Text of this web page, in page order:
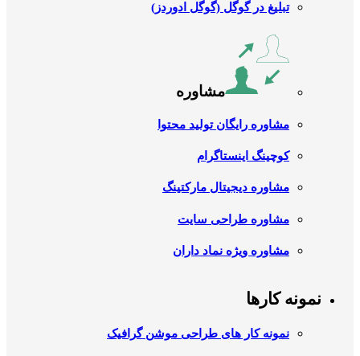
تبلیغ در گوگل (گوگل ادوردز)
مشاوره
مشاوره رایگان تولید محتوا
کوچینگ اینستاگرام
مشاوره دیجیتال مارکتینگ
مشاوره طراحی سایت
مشاوره ویژه نماد داران
نمونه کارها
نمونه کار های طراحی موشن گرافیک